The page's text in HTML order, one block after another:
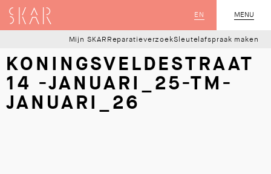
MENU
SLUIT
EN
SKAR
Mijn SKAR ReparatieverzoekSleutelafspraak maken
KONINGSVELDESTRAAT
14 -JANUARI_25-TM-
JANUARI_26